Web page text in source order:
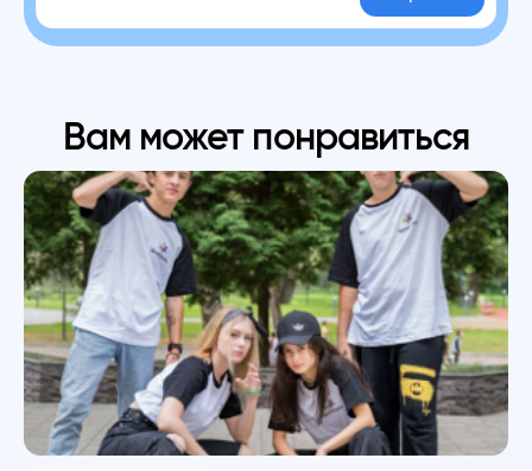
Вам может понравиться